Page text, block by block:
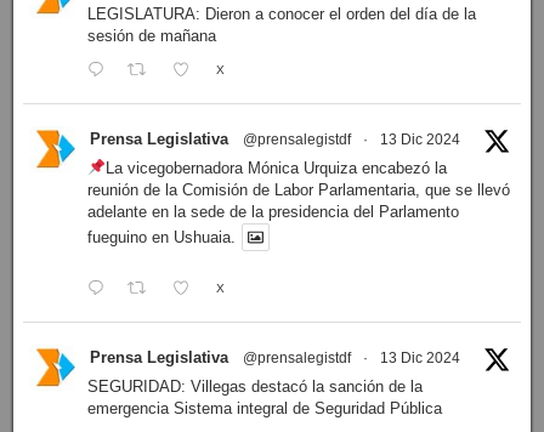
LEGISLATURA: Dieron a conocer el orden del día de la
sesión de mañana
X
Prensa Legislativa @prensalegistdf · 13 Dic 2024
La vicegobernadora Mónica Urquiza encabezó la
reunión de la Comisión de Labor Parlamentaria, que se llevó
adelante en la sede de la presidencia del Parlamento
fueguino en Ushuaia.
X
Prensa Legislativa @prensalegistdf · 13 Dic 2024
SEGURIDAD: Villegas destacó la sanción de la
emergencia Sistema integral de Seguridad Pública